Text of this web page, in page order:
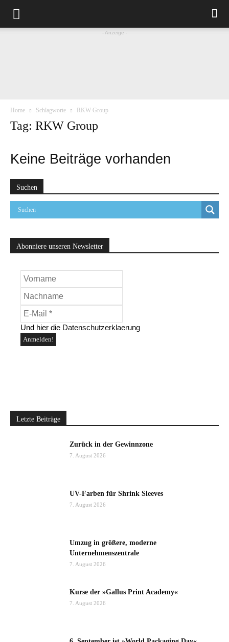
- Anzeige -
Home Schlagworte RKW Group
Tag: RKW Group
Keine Beiträge vorhanden
Suchen
Abonniere unseren Newsletter
Und hier die Datenschutzerklaerung
Letzte Beiträge
Zurück in der Gewinnzone
7. August 2026
UV-Farben für Shrink Sleeves
7. August 2026
Umzug in größere, moderne
Unternehmenszentrale
7. August 2026
Kurse der »Gallus Print Academy«
7. August 2026